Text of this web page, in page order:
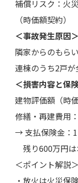
補償リスク：火
（時価額契約）
＜事故発生原因＞
隣家からのもら
連棟のうち2戸が
＜損害内容と保
建物評価額（時
修繕・再建費用
→ 支払保険金：
残り600万円は
＜ポイント解説＞
・放火は火災保